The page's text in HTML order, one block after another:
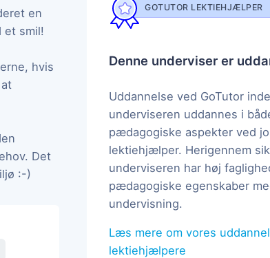
en
et smil!
hvis
Det
:-)
GOTUTOR LEKTIEHJÆLPER
Denne underviser er
Uddannelse ved GoTutor
underviseren uddannes i
pædagogiske aspekter ved
lektiehjælper. Herigennem
underviseren har høj
pædagogiske egenskaber
undervisning.
Læs mere om vores
lektiehjælpere